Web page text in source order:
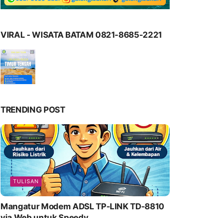
VIRAL - WISATA BATAM 0821-8685-2221
TRENDING POST
TULISAN
Mangatur Modem ADSL TP-LINK TD-8810